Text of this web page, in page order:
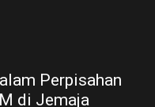
Perpisahan
di Jemaja